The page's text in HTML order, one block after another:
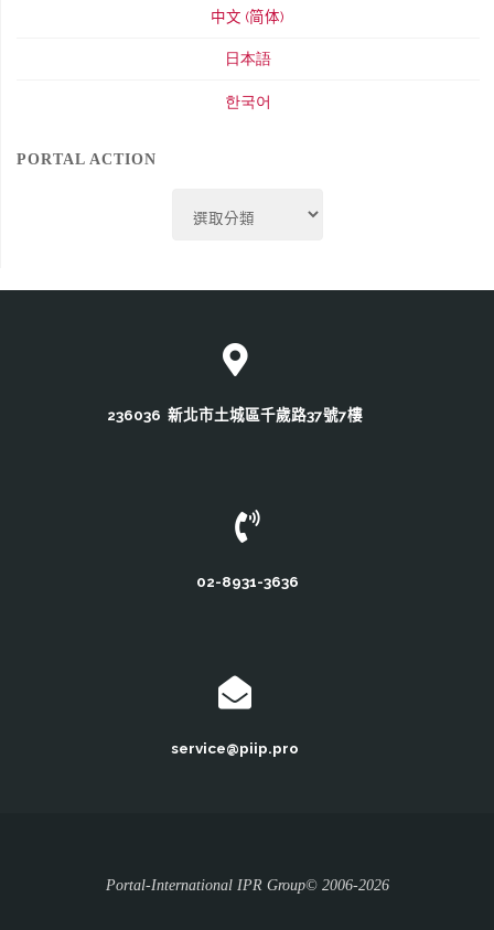
中文 (简体)
日本語
한국어
PORTAL ACTION
Action
236036 新北市土城區千歲路37號7樓
02-8931-3636
service@piip.pro
Portal-International IPR Group© 2006-2026